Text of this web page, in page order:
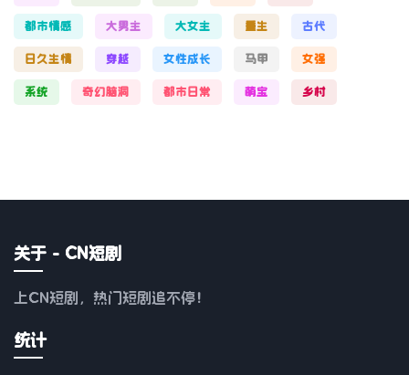
都市情感 大男主 大女主 重生 古代
日久生情 穿越 女性成长 马甲 女强
系统 奇幻脑洞 都市日常 萌宝 乡村
关于 - CN短剧
上CN短剧，热门短剧追不停！
统计